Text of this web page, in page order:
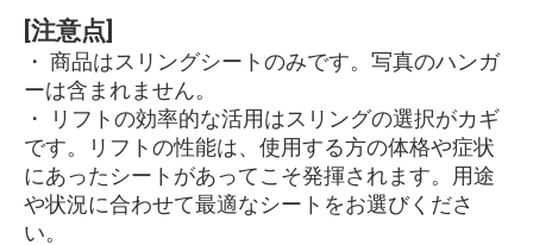
[注意点]
・ 商品はスリングシートのみです。写真のハンガ
ーは含まれません。
・ リフトの効率的な活用はスリングの選択がカギ
です。リフトの性能は、使用する方の体格や症状
にあったシートがあってこそ発揮されます。用途
や状況に合わせて最適なシートをお選びくださ
い。